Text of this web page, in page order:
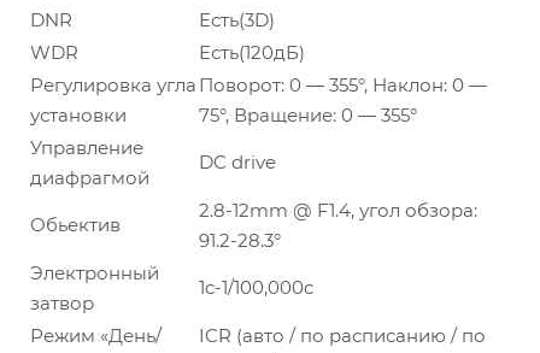
DNR
Есть(3D)
WDR
Есть(120дБ)
Регулировка угла
установки
Поворот: 0 — 355°, Наклон: 0 —
75°, Вращение: 0 — 355°
Управление
диафрагмой
DC drive
Обьектив
2.8-12mm @ F1.4, угол обзора:
91.2-28.3°
Электронный
затвор
1c-1/100,000с
Режим «День/
ICR (авто / по расписанию / по